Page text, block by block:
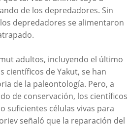
de los depredadores. Sin
depredadores se alimentaron
adultos, incluyendo el último
científicos de Yakut, se han
de la paleontología. Pero, a
de conservación, los científicos
suficientes células vivas para
señaló que la reparación del